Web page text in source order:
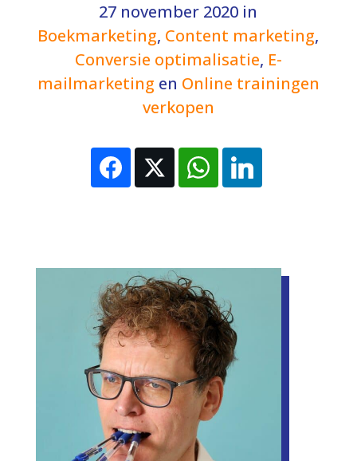
27 november 2020 in
Boekmarketing, Content marketing,
Conversie optimalisatie, E-
mailmarketing en Online trainingen
verkopen